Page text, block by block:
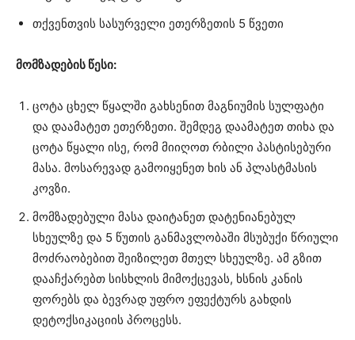
თქვენთვის სასურველი ეთერზეთის 5 წვეთი
მომზადების წესი:
ცოტა ცხელ წყალში გახსენით მაგნიუმის სულფატი
და დაამატეთ ეთერზეთი. შემდეგ დაამატეთ თიხა და
ცოტა წყალი ისე, რომ მიიღოთ რბილი პასტისებური
მასა. მოსარევად გამოიყენეთ ხის ან პლასტმასის
კოვზი.
მომზადებული მასა დაიტანეთ დატენიანებულ
სხეულზე და 5 წუთის განმავლობაში მსუბუქი წრიული
მოძრაობებით შეიზილეთ მთელ სხეულზე. ამ გზით
დააჩქარებთ სისხლის მიმოქცევას, ხსნის კანის
ფორებს და ბევრად უფრო ეფექტურს გახდის
დეტოქსიკაციის პროცესს.